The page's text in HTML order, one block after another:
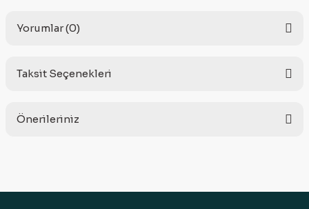
Yorumlar (0)
Taksit Seçenekleri
Önerileriniz
Görüş ve önerileriniz için teşekkür ederiz.